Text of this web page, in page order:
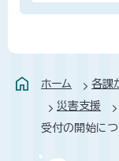
ホーム 各課
災害支援
受付の開始につ